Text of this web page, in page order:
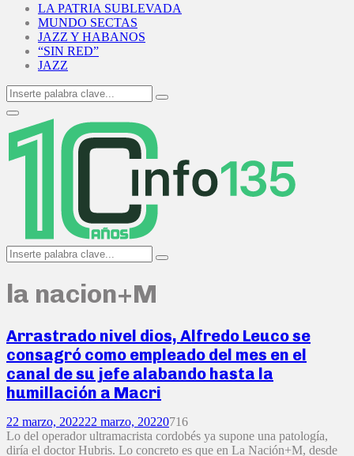
LA PATRIA SUBLEVADA
MUNDO SECTAS
JAZZ Y HABANOS
“SIN RED”
JAZZ
Search
for:
Search
Primary
Menu
Search
for:
Search
la nacion+M
Arrastrado nivel dios, Alfredo Leuco se
consagró como empleado del mes en el
canal de su jefe alabando hasta la
humillación a Macri
22 marzo, 202222 marzo, 20220716
Lo del operador ultramacrista cordobés ya supone una patología,
diría el doctor Hubris. Lo concreto es que en La Nación+M, desde